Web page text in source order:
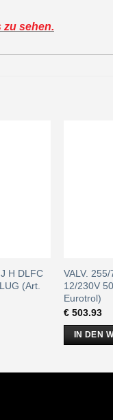
zu sehen.
H DLFC
(Art.
VALV.
12/230V
Eurotrol)
€ 503.93
IN DEN